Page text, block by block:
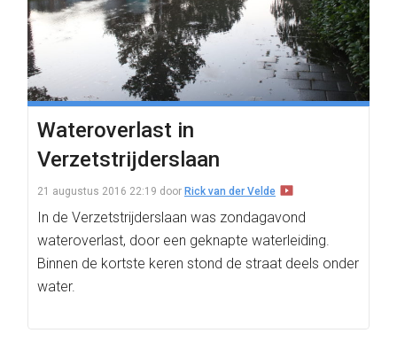
Wateroverlast in
Verzetstrijderslaan
21 augustus 2016 22:19 door Rick van der Velde
In de Verzetstrijderslaan was zondagavond
wateroverlast, door een geknapte waterleiding.
Binnen de kortste keren stond de straat deels onder
water.